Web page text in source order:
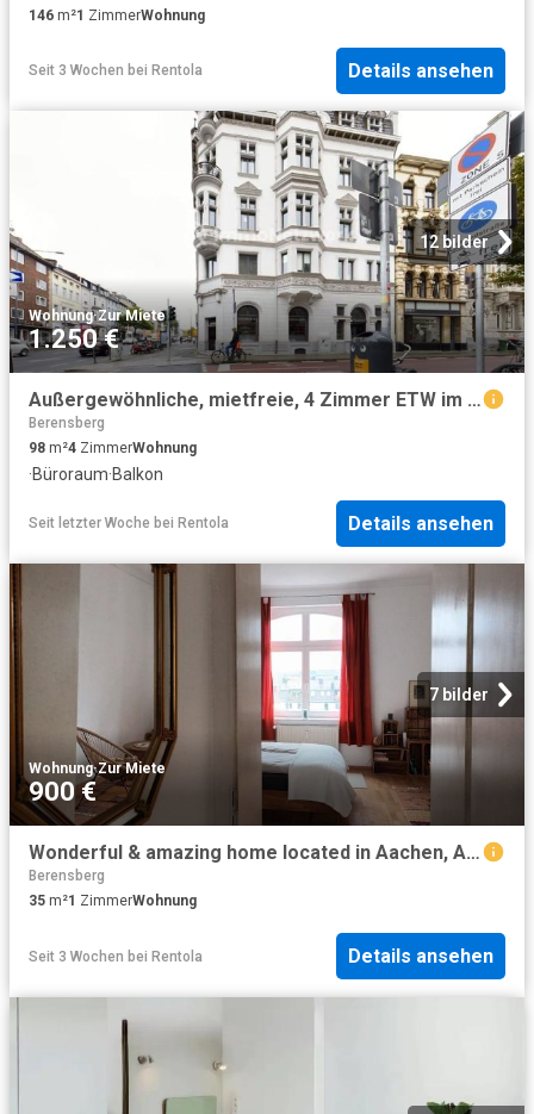
146 m²1 ZimmerWohnung
Seit 3 Wochen bei Rentola Details ansehen
12 bilder
Wohnung·Zur Miete
1.250 €
Außergewöhnliche, mietfreie, 4 Zimmer ETW im historischen denkmalgeschützten Gebäude & toller Lage
Berensberg
98 m²4 ZimmerWohnung
·Büroraum·Balkon
Seit letzter Woche bei Rentola Details ansehen
7 bilder
Wohnung·Zur Miete
900 €
Wonderful & amazing home located in Aachen, Aachen Amsterdam Apartments for Rent
Berensberg
35 m²1 ZimmerWohnung
Seit 3 Wochen bei Rentola Details ansehen